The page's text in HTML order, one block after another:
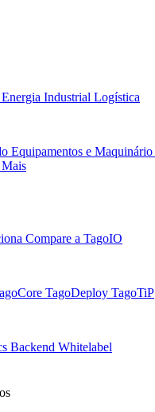
Energia Industrial Logística
Equipamentos e Maquinário
Mais
Compare a TagoIO
TagoDeploy TagoTiP
Backend Whitelabel